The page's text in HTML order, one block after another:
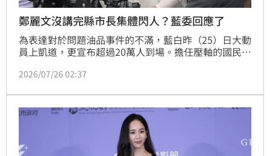
鄭麗文沒講完縣市長集體閃人？藍委回應了
為表達對於問題油品事件的不滿，藍白昨（25）日大動
員上凱道，更宣布超過20萬人到場。擔任壓軸的國民黨
長卻被抓包「集體閃人」，是否不給主席面子？引發各
動受訪時，就回應了此事。
2026/07/26 02:37